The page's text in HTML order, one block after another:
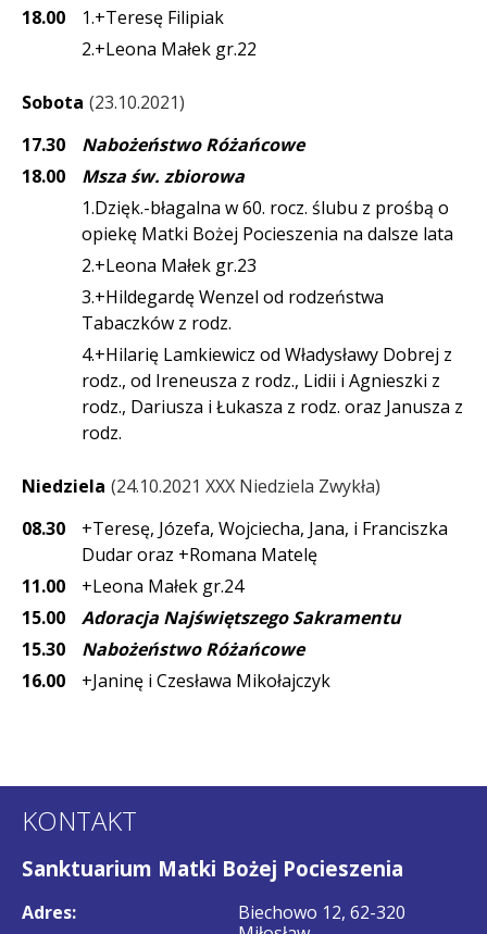
18.00
1.+Teresę Filipiak
2.+Leona Małek gr.22
Sobota 23.10.2021
17.30
Nabożeństwo Różańcowe
18.00
Msza św. zbiorowa
1.Dzięk.-błagalna w 60. rocz. ślubu z prośbą o
opiekę Matki Bożej Pocieszenia na dalsze lata
2.+Leona Małek gr.23
3.+Hildegardę Wenzel od rodzeństwa
Tabaczków z rodz.
4.+Hilarię Lamkiewicz od Władysławy Dobrej z
rodz., od Ireneusza z rodz., Lidii i Agnieszki z
rodz., Dariusza i Łukasza z rodz. oraz Janusza z
rodz.
Niedziela 24.10.2021 XXX Niedziela Zwykła
08.30
+Teresę, Józefa, Wojciecha, Jana, i Franciszka
Dudar oraz +Romana Matelę
11.00
+Leona Małek gr.24
15.00
Adoracja Najświętszego Sakramentu
15.30
Nabożeństwo Różańcowe
16.00
+Janinę i Czesława Mikołajczyk
KONTAKT
Sanktuarium Matki Bożej Pocieszenia
Adres:
Biechowo 12, 62-320